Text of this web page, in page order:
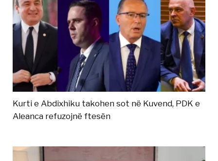
Kurti e Abdixhiku takohen sot në Kuvend, PDK e
Aleanca refuzojnë ftesën